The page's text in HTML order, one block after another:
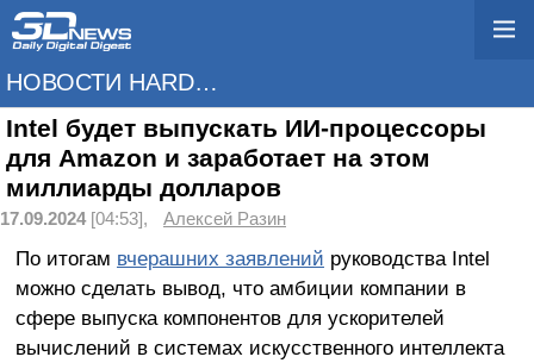
НОВОСТИ HARDWARE
Intel будет выпускать ИИ-процессоры
для Amazon и заработает на этом
миллиарды долларов
17.09.2024[04:53], Алексей Разин
По итогам вчерашних заявлений руководства Intel
можно сделать вывод, что амбиции компании в
сфере выпуска компонентов для ускорителей
вычислений в системах искусственного интеллекта